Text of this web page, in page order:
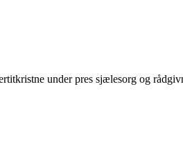
under pres sjælesorg og